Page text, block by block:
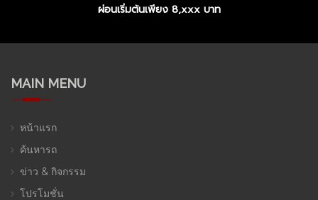
ผ่อนเริ่มต้นเพียง 8,xxx บาท
MAIN MENU
หน้าแรก
ค้นหารถ
ข่าว & กิจกรรม
โปรโมชั่น